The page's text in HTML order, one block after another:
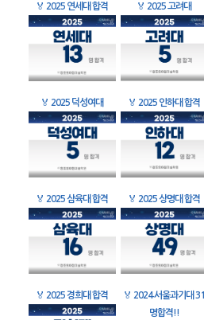
🏅 2025 연세대 합격 🏅 2025 고려대
🏅 2025 덕성여대 🏅 2025 인하대 합격
🏅 2025 삼육대 합격 🏅 2025 상명대 합격
🏅 2025 경희대 합격 🏅 2024 서울과기대 31
명합격!!